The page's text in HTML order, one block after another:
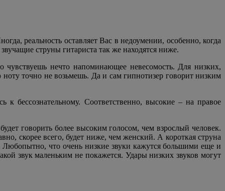
реальность оставляет Вас в недоумении, особенно, когда
струны гитариста так же находятся ниже.
чувствуешь нечто напоминающее невесомость. Для низких,
точно не возьмешь. Да и сам гипнотизер говорит низким
бессознательному. Соответственно, высокие – на правое
говорить более высоким голосом, чем взрослый человек.
скорее всего, будет ниже, чем женский. А короткая струна
Любопытно, что очень низкие звуки кажутся большими еще и
звук маленьким не покажется. Удары низких звуков могут